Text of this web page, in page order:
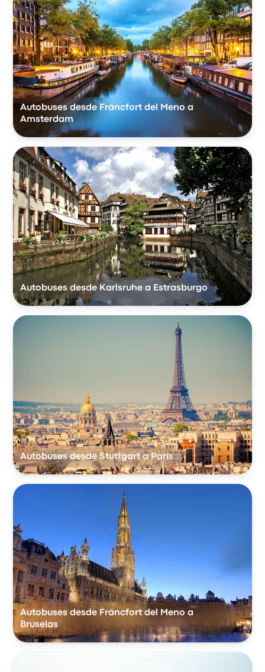
Autobuses desde Fráncfort del Meno a
Amsterdam
Autobuses desde Karlsruhe a Estrasburgo
Autobuses desde Stuttgart a París
Autobuses desde Fráncfort del Meno a
Bruselas